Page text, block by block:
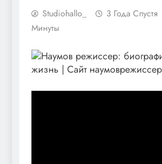
Studiohallo_ 3 Года Спустя
Минуты